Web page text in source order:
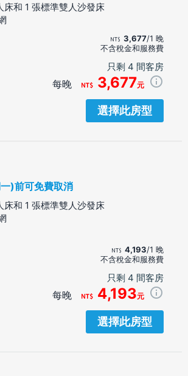
床和 1 張標準雙人沙發床
3,677/1 晚
不含稅金和服務費
只剩 4 間客房
每晚 3,677元
選擇此房型
)前可免費取消
床和 1 張標準雙人沙發床
4,193/1 晚
不含稅金和服務費
只剩 4 間客房
每晚 4,193元
選擇此房型